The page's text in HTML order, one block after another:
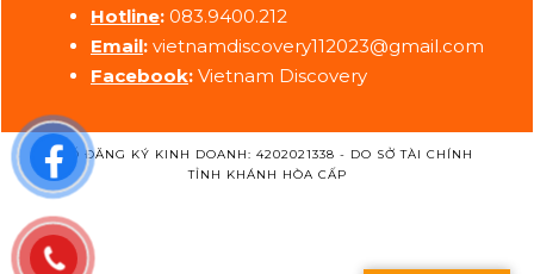
Hotline: 083.9400.212
Email: vietnamdiscovery112023@gmail.com
Facebook: Vietnam Discovery
SỐ ĐĂNG KÝ KINH DOANH: 4202021338 - DO SỞ TÀI CHÍNH
TỈNH KHÁNH HÒA CẤP